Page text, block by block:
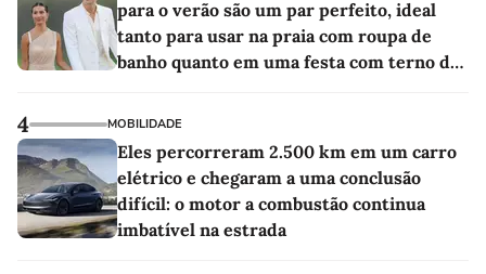
para o verão são um par perfeito, ideal
tanto para usar na praia com roupa de
banho quanto em uma festa com terno de
4 MOBILIDADE
Eles percorreram 2.500 km em um carro
elétrico e chegaram a uma conclusão
difícil: o motor a combustão continua
imbatível na estrada